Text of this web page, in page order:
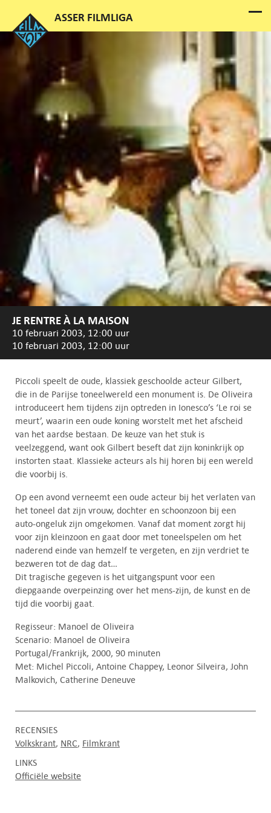
JE RENTRE À LA MAISON
10 februari 2003, 12:00 uur
10 februari 2003, 12:00 uur
Piccoli speelt de oude, klassiek geschoolde acteur Gilbert,
die in de Parijse toneelwereld een monument is. De Oliveira
introduceert hem tijdens zijn optreden in Ionesco’s ‘Le roi se
meurt’, waarin een oude koning worstelt met het afscheid
van het aardse bestaan. De keuze van het stuk is
veelzeggend, want ook Gilbert beseft dat zijn koninkrijk op
instorten staat. Klassieke acteurs als hij horen bij een wereld
die voorbij is.
Op een avond verneemt een oude acteur bij het verlaten van
het toneel dat zijn vrouw, dochter en schoonzoon bij een
auto-ongeluk zijn omgekomen. Vanaf dat moment zorgt hij
voor zijn kleinzoon en gaat door met toneelspelen om het
naderend einde van hemzelf te vergeten, en zijn verdriet te
bezweren tot de dag dat…
Dit tragische gegeven is het uitgangspunt voor een
diepgaande overpeinzing over het mens-zijn, de kunst en de
tijd die voorbij gaat.
Regisseur: Manoel de Oliveira
Scenario: Manoel de Oliveira
Portugal/Frankrijk, 2000, 90 minuten
Met: Michel Piccoli, Antoine Chappey, Leonor Silveira, John
Malkovich, Catherine Deneuve
RECENSIES
Volkskrant NRC Filmkrant
LINKS
Officiële website